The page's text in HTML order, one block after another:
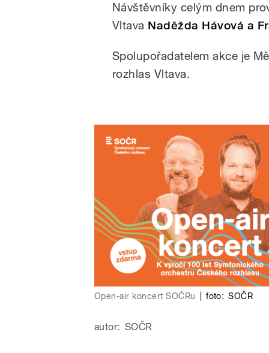
Návštěvníky celým dnem
Vltava Naděžda Hávová a
Spolupořadatelem akce je
rozhlas Vltava.
Open-air koncert SOČRu foto: SOČR
autor: SOČR